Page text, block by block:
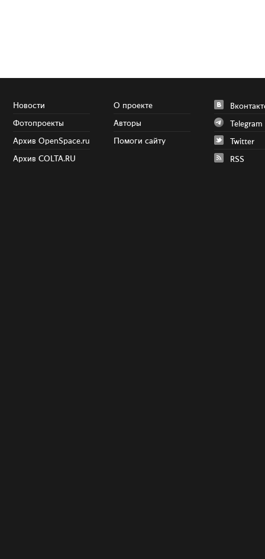
Новости
Фотопроекты
Архив OpenSpace.ru
Архив COLTA.RU
О проекте
Авторы
Помоги сайту
Telegram
Twitter
RSS